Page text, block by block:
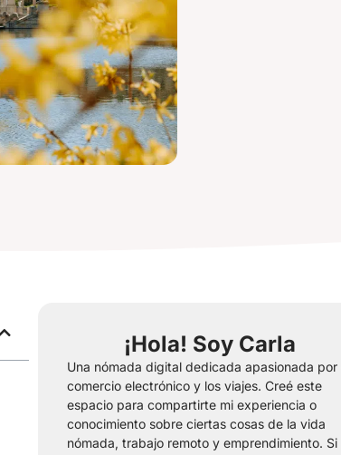
¡Hola! Soy Carla
Una nómada digital dedicada apasionada por
comercio electrónico y los viajes. Creé este
espacio para compartirte mi experiencia o
conocimiento sobre ciertas cosas de la vida
nómada, trabajo remoto y emprendimiento. Si